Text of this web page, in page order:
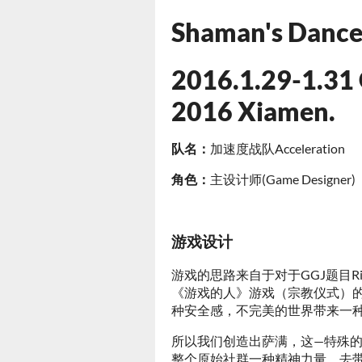
Shaman's Dance
2016.1.29-1.31
2016 Xiamen.
队名： 加速度战队Acceleration
角色： 主设计师(Game Designer)
游戏设计
游戏的思路来自于对于GGJ题
《游戏的人》游戏（宗教仪式
种安全感，不完美的世界带来一
所以我们创造出萨满，这—特殊
整个原始社群一种精神力量，去